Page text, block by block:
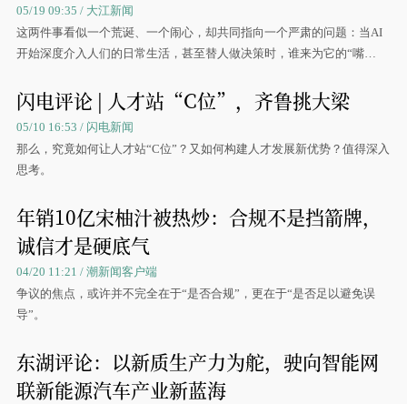
05/19 09:35 / 大江新闻
这两件事看似一个荒诞、一个闹心，却共同指向一个严肃的问题：当AI
开始深度介入人们的日常生活，甚至替人做决策时，谁来为它的“嘴
闪电评论 | 人才站“C位”，齐鲁挑大梁
05/10 16:53 / 闪电新闻
那么，究竟如何让人才站“C位”？又如何构建人才发展新优势？值得深入
思考。
年销10亿宋柚汁被热炒：合规不是挡箭牌，
诚信才是硬底气
04/20 11:21 / 潮新闻客户端
争议的焦点，或许并不完全在于“是否合规”，更在于“是否足以避免误
导”。
东湖评论：以新质生产力为舵，驶向智能网
联新能源汽车产业新蓝海